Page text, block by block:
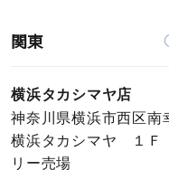
関東
横浜タカシマヤ店
神奈川県横浜市西区南
横浜タカシマヤ １
リー売場